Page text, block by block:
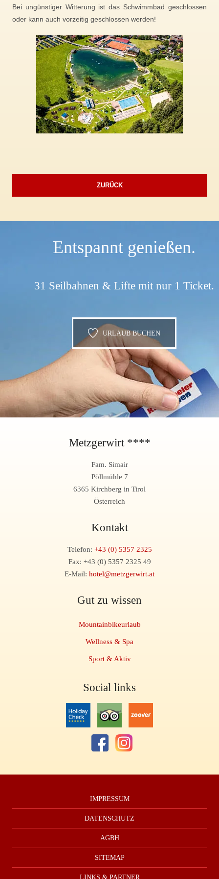
Bei ungünstiger Witterung ist das Schwimmbad geschlossen
oder kann auch vorzeitig geschlossen werden!
ZURÜCK
Entspannt genießen.
31 Seilbahnen & Lifte mit nur 1 Ticket.
URLAUB BUCHEN
Metzgerwirt ****
Fam. Simair
Pöllmühle 7
6365 Kirchberg in Tirol
Österreich
Kontakt
Telefon: +43 (0) 5357 2325
Fax: +43 (0) 5357 2325 49
E-Mail: hotel@metzgerwirt.at
Gut zu wissen
Mountainbikeurlaub
Wellness & Spa
Sport & Aktiv
Social links
IMPRESSUM
DATENSCHUTZ
AGBH
SITEMAP
LINKS & PARTNER